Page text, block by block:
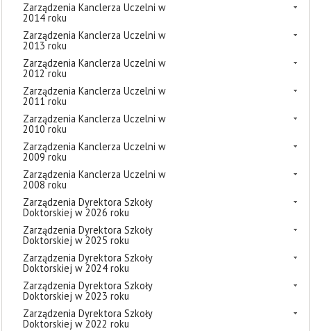
Zarządzenia Kanclerza Uczelni w
2014 roku
Zarządzenia Kanclerza Uczelni w
2013 roku
Zarządzenia Kanclerza Uczelni w
2012 roku
Zarządzenia Kanclerza Uczelni w
2011 roku
Zarządzenia Kanclerza Uczelni w
2010 roku
Zarządzenia Kanclerza Uczelni w
2009 roku
Zarządzenia Kanclerza Uczelni w
2008 roku
Zarządzenia Dyrektora Szkoły
Doktorskiej w 2026 roku
Zarządzenia Dyrektora Szkoły
Doktorskiej w 2025 roku
Zarządzenia Dyrektora Szkoły
Doktorskiej w 2024 roku
Zarządzenia Dyrektora Szkoły
Doktorskiej w 2023 roku
Zarządzenia Dyrektora Szkoły
Doktorskiej w 2022 roku